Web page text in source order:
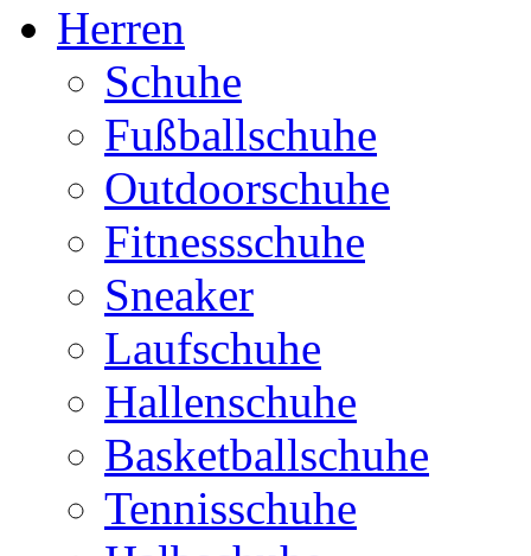
Herren
Schuhe
Fußballschuhe
Outdoorschuhe
Fitnessschuhe
Sneaker
Laufschuhe
Hallenschuhe
Basketballschuhe
Tennisschuhe